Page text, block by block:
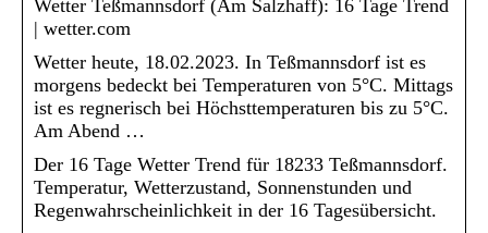
Wetter Teßmannsdorf (Am Salzhaff): 16 Tage Trend
| wetter.com
Wetter heute, 18.02.2023. In Teßmannsdorf ist es
morgens bedeckt bei Temperaturen von 5°C. Mittags
ist es regnerisch bei Höchsttemperaturen bis zu 5°C.
Am Abend …
Der 16 Tage Wetter Trend für 18233 Teßmannsdorf.
Temperatur, Wetterzustand, Sonnenstunden und
Regenwahrscheinlichkeit in der 16 Tagesübersicht.